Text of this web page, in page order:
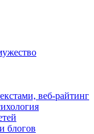
веб-райтинг
блогов